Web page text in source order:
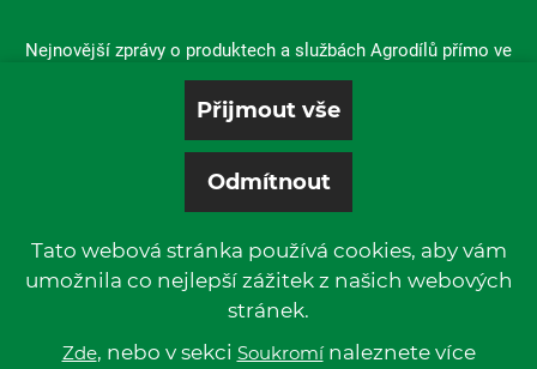
Nejnovější zprávy o produktech a službách Agrodílů přímo ve
vaší doručené poště.
© 2019 P & L, spol. s r. o. | All rights reserved.
Powered byKentico
Tato webová stránka používá cookies, aby vám
umožnila co nejlepší zážitek z našich webových
stránek.
Zde, nebo v sekci Soukromínaleznete více